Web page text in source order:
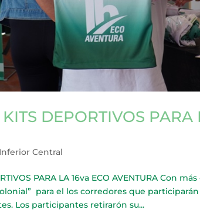
DEPORTIVOS PARA
Inferior Central
PARA LA 16va ECO AVENTURA Con
para el los corredores que participarán
Los participantes retirarón su...